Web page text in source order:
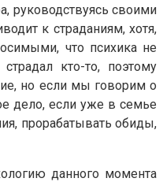
руководствуясь своими
к страданиям, хотя,
что психика не
кто-то, поэтому
но если мы говорим о
дело, если уже в семье
прорабатывать обиды,
данного момента